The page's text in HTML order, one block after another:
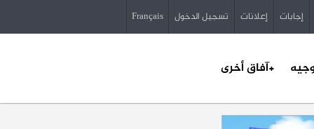
إجابات إعلانات تسجيل الدخول Français
+آفاق أخرى